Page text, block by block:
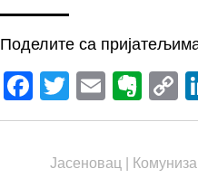
Поделите са
Facebook
Twitter
Email
Јасеновац